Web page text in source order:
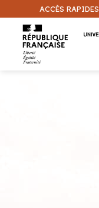
contenu
ACCÈS RAPIDES